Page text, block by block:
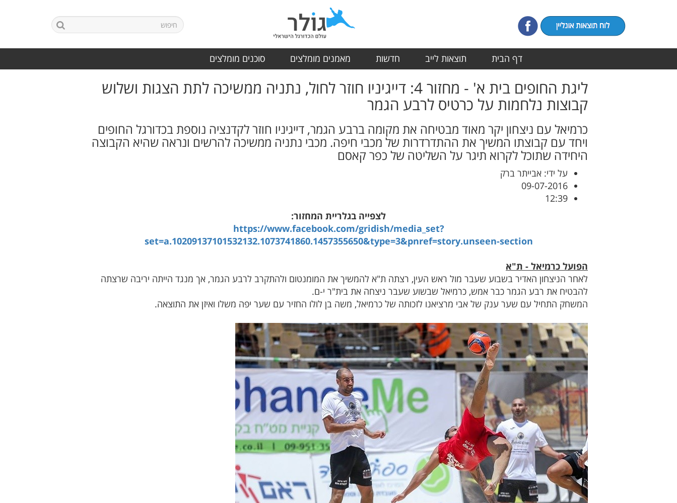
דף הבית תוצאות לייב חדשות מאמנים מומלצים סוכנים מומלצים
ליגת החופים בית א' - מחזור 4: דייגיניו חוזר לחול, נתניה ממשיכה לתת הצגות ושלוש
קבוצות נלחמות על כרטיס לרבע הגמר
כרמיאל עם ניצחון יקר מאוד מבטיחה את מקומה ברבע הגמר, דייגיניו חוזר לקדנציה נוספת בכדורגל החופים
ויחד עם קבוצתו המשיך את ההתדרדרות של מכבי חיפה. מכבי נתניה ממשיכה להרשים ונראה שהיא הקבוצה
היחידה שתוכל לקרוא תיגר על השליטה של כפר קאסם
על ידי: אבייתר ברק
09-07-2016
12:39
לצפייה בגלריית המחזור:
https://www.facebook.com/gridish/media_set?
set=a.10209137101532132.1073741860.1457355650&type=3&pnref=story.unseen-section
הפועל כרמיאל - ת"א
לאחר הניצחון האדיר בשבוע שעבר מול ראש העין, רצתה ת"א להמשיך את המומנטום ולהתקרב לרבע הגמר, אך מנגד הייתה יריבה שרצתה
להבטיח את רבע הגמר כבר אמש, כרמיאל שבשוע שעבר ניצחה את בית"ר י-ם.
המשחק התחיל עם שער ענק של אבי מרציאנו לזכותה של כרמיאל, משה בן לולו החזיר עם שער יפה משלו ואיזן את התוצאה.